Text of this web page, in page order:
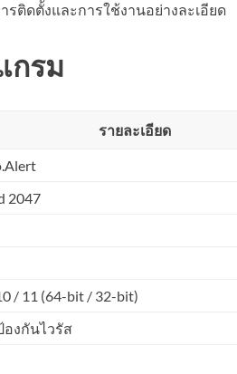
ติดตั้งและการใช้งานอย่างละเอียด
กรม
รายละเอียด
2047
/ 11 (64-bit / 32-bit)
งกันไวรัส